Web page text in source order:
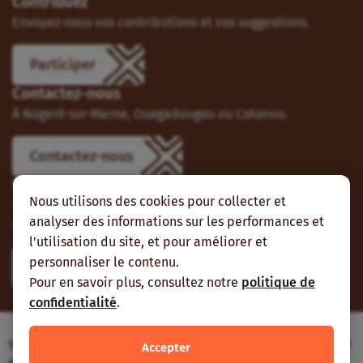
Nous utilisons des cookies pour collecter et
analyser des informations sur les performances et
l'utilisation du site, et pour améliorer et
personnaliser le contenu.
Pour en savoir plus, consultez notre politique de
confidentialité.
Accepter
Envoyez-nous vos contributions et vos suggestions.
Participer
Contactez-nous
À Nogent-sur-Marne, Ouagadougou ou Cotonou.
Contactez-nous
Suivez-nous
Vous pouvez aussi vous abonner à nos flux RSS et nous
suivre sur les réseaux sociaux.
Site web réalisé avec le soutien de l’Agence